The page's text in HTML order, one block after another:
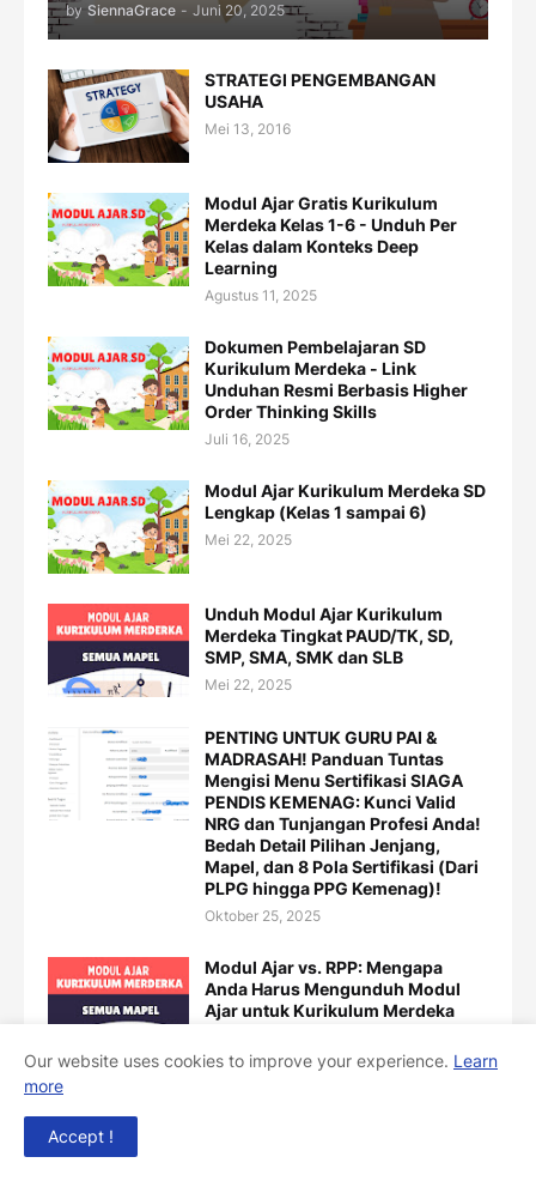
by SiennaGrace - Juni 20, 2025
STRATEGI PENGEMBANGAN
USAHA
Mei 13, 2016
Modul Ajar Gratis Kurikulum
Merdeka Kelas 1-6 - Unduh Per
Kelas dalam Konteks Deep
Learning
Agustus 11, 2025
Dokumen Pembelajaran SD
Kurikulum Merdeka - Link
Unduhan Resmi Berbasis Higher
Order Thinking Skills
Juli 16, 2025
Modul Ajar Kurikulum Merdeka SD
Lengkap (Kelas 1 sampai 6)
Mei 22, 2025
Unduh Modul Ajar Kurikulum
Merdeka Tingkat PAUD/TK, SD,
SMP, SMA, SMK dan SLB
Mei 22, 2025
PENTING UNTUK GURU PAI &
MADRASAH! Panduan Tuntas
Mengisi Menu Sertifikasi SIAGA
PENDIS KEMENAG: Kunci Valid
NRG dan Tunjangan Profesi Anda!
Bedah Detail Pilihan Jenjang,
Mapel, dan 8 Pola Sertifikasi (Dari
PLPG hingga PPG Kemenag)!
Oktober 25, 2025
Modul Ajar vs. RPP: Mengapa
Anda Harus Mengunduh Modul
Ajar untuk Kurikulum Merdeka
SIDEBAR ADS
Our website uses cookies to improve your experience. Learn
more
Accept !